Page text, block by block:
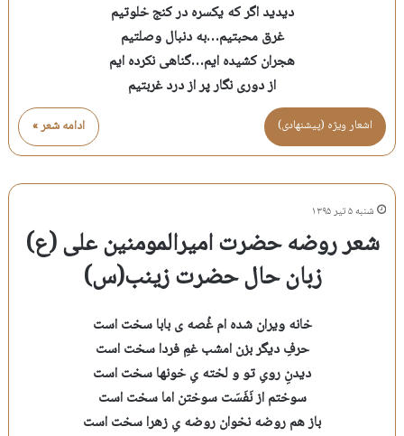
دیدید اگر که یکسره در کنج خلوتیم
غرق محبتیم…به دنبال وصلتیم
هجران کشیده ایم…گناهی نکرده ایم
از دوری نگار پر از درد غربتیم
ادامه شعر » اشعار ویژه (پیشنهادی)
شنبه ۵ تیر ۱۳۹۵
شعر روضه حضرت امیرالمومنین علی (ع)
زبان حال حضرت زینب(س)
خانه ویران شده ام غُصه ی بابا سخت است
حرفِ دیگر بزن امشب غمِ فردا سخت است
دیدنِ رویِ تو و لخته یِ خونها سخت است
سوختم از نَفَسَت سوختن اما سخت است
باز هم روضه نخوان روضه یِ زهرا سخت است